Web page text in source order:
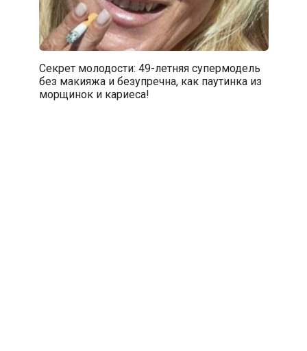
Секрет молодости: 49-летняя супермодель
без макияжа и безупречна, как паутинка из
морщинок и кариеса!